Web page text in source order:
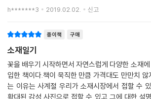
89 아스파라거스
91 황정
92 정금나무
93 청사철
94 병꽃나무
95 퍼플콤펙타
않을거라 장담합니다조금 더 구매해서 주변에 꽃하
h*******3 2019.02.02. 신고
종이책 구매
소재일기
꽃을 배우기 시작하면서 자연스럽게 다양한 소재
입한 책이다.책이 묵직한 만큼 가격대도 만만치
는 이유는 사계절 우리가 소재시장에서 접할 수
확대된 감성 사진으로 접할 수 있고 그에 대한 설